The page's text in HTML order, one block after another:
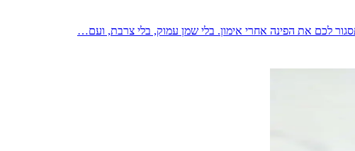
לכם את הפינה אחרי אימון. בלי שמן עמוק, בלי צרבת, ועם…